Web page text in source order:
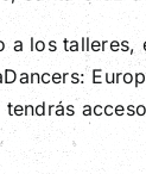
a los